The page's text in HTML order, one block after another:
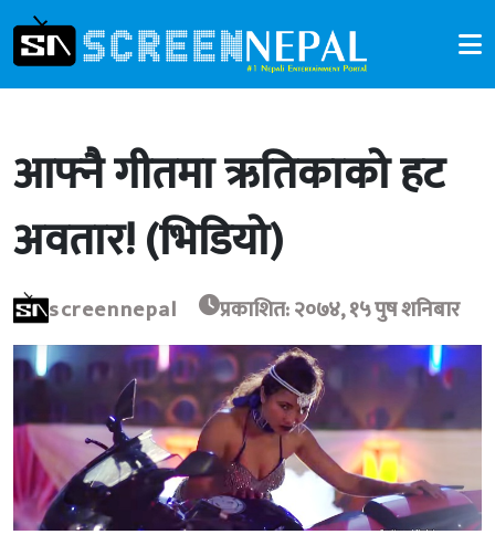
आफ्नै गीतमा ऋतिकाको हट
अवतार! (भिडियो)
screennepal प्रकाशित: २०७४, १५ पुष शनिबार